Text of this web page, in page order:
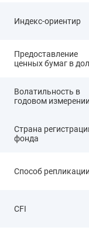
Страна
фонда
Способ репликации
CFI
Индекс-ориентир
Предоставление
ценных бумаг в
Волатильность в
годовом